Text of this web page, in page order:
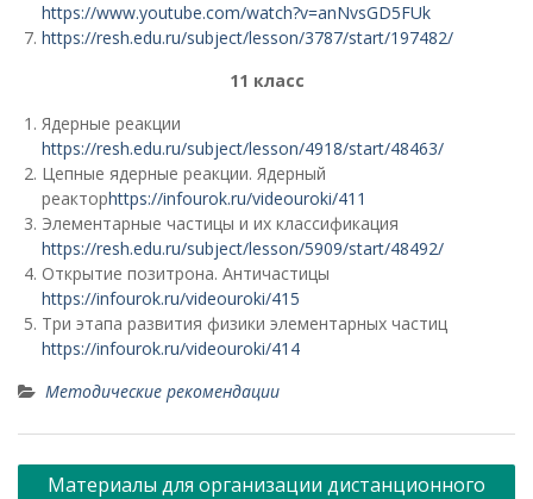
https://www.youtube.com/watch?v=anNvsGD5FUk
https://resh.edu.ru/subject/lesson/3787/start/197482/
11 класс
Ядерные реакции
https://resh.edu.ru/subject/lesson/4918/start/48463/
Цепные ядерные реакции. Ядерный
реакторhttps://infourok.ru/videouroki/411
Элементарные частицы и их классификация
https://resh.edu.ru/subject/lesson/5909/start/48492/
Открытие позитрона. Античастицы
https://infourok.ru/videouroki/415
Три этапа развития физики элементарных частиц
https://infourok.ru/videouroki/414
Методические рекомендации
Навигация
Материалы для организации дистанционного